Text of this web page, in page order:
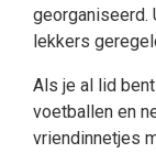
georganiseerd.
lekkers
Als je al lid
voetballen en
vriendinnetjes